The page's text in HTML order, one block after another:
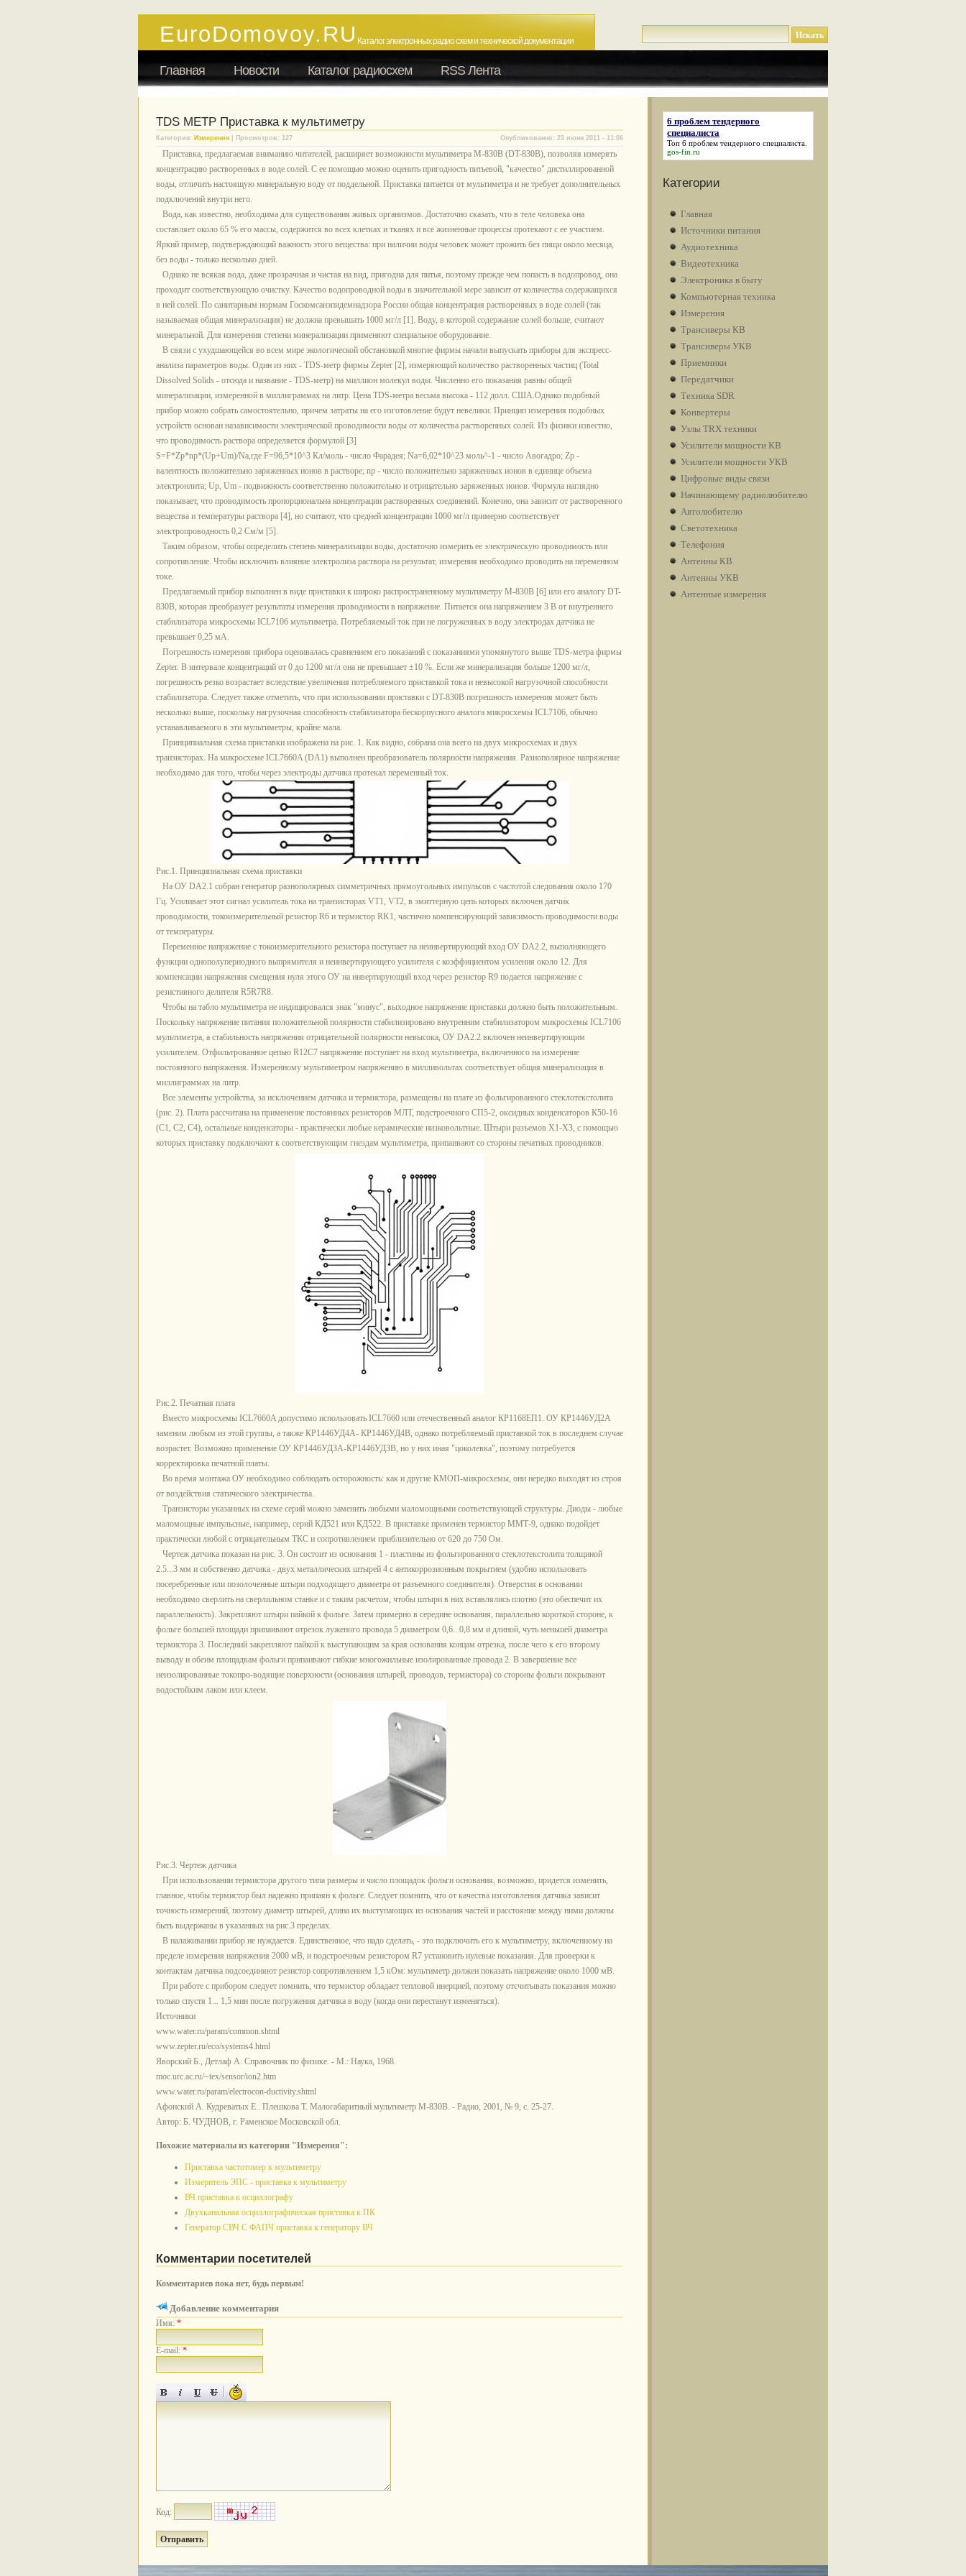
EuroDomovoy.RU Каталог электронных радио схем и технической документации
Главная Новости Каталог радиосхем RSS Лента
TDS METP Приставка к мультиметру
Категория: Измерения | Просмотров: 127 Опубликованно: 23 июня 2011 - 11:06
Приставка, предлагаемая вниманию читателей, расширяет возможности мультиметра М-830В (DT-830B), позволяя измерять
концентрацию растворенных в воде солей. С ее помощью можно оценить пригодность питьевой, "качество" дистиллированной
воды, отличить настоящую минеральную воду от поддельной. Приставка питается от мультиметра и не требует дополнительных
подключений внутри него.
Вода, как известно, необходима для существования живых организмов. Достаточно сказать, что в теле человека она
составляет около 65 % его массы, содержится во всех клетках и тканях и все жизненные процессы протекают с ее участием.
Яркий пример, подтверждающий важность этого вещества: при наличии воды человек может прожить без пищи около месяца,
без воды - только несколько дней.
Однако не всякая вода, даже прозрачная и чистая на вид, пригодна для питья, поэтому прежде чем попасть в водопровод, она
проходит соответствующую очистку. Качество водопроводной воды в значительной мере зависит от количества содержащихся
в ней солей. По санитарным нормам Госкомсанэпидемнадзора России общая концентрация растворенных в воде солей (так
называемая общая минерализация) не должна превышать 1000 мг/л [1]. Воду, в которой содержание солей больше, считают
минеральной. Для измерения степени минерализации применяют специальное оборудование.
В связи с ухудшающейся во всем мире экологической обстановкой многие фирмы начали выпускать приборы для экспресс-
анализа параметров воды. Один из них - TDS-метр фирмы Zepter [2], измеряющий количество растворенных частиц (Total
Dissolved Solids - отсюда и название - TDS-метр) на миллион молекул воды. Численно его показания равны общей
минерализации, измеренной в миллиграммах на литр. Цена TDS-метра весьма высока - 112 долл. США.Однако подобный
прибор можно собрать самостоятельно, причем затраты на его изготовление будут невелики. Принцип измерения подобных
устройств основан нaзависимости электрической проводимости воды от количества растворенных солей. Из физики известно,
что проводимость раствора определяется формулой [3]
S=F*Zp*np*(Up+Um)/Na,где F=96,5*10^3 Кл/моль - число Фарадея; Na=6,02*10^23 моль^-1 - число Авогадро; Zp -
валентность положительно заряженных ионов в растворе; np - число положительно заряженных ионов в единице объема
электронлита; Up, Um - подвижность соответственно положительно и отрицательно заряженных ионов. Формула наглядно
показывает, что проводимость пропорциональна концентрации растворенных соединений. Конечно, она зависит от растворенного
вещества и температуры раствора [4], но считают, что средней концентрации 1000 мг/л примерно соответствует
электропроводность 0,2 См/м [5].
Таким образом, чтобы определить степень минерализации воды, достаточно измерить ее электрическую проводимость или
сопротивление. Чтобы исключить влияние электролиза раствора на результат, измерения необходимо проводить на переменном
токе.
Предлагаемый прибор выполнен в виде приставки к широко распространенному мультиметру М-830В [6] или его аналогу DT-
830B, которая преобразует результаты измерения проводимости в напряжение. Питается она напряжением 3 В от внутреннего
стабилизатора микросхемы ICL7106 мультиметра. Потребляемый ток при не погруженных в воду электродах датчика не
превышает 0,25 мА.
Погрешность измерения прибора оценивалась сравнением его показаний с показаниями упомянутого выше TDS-метра фирмы
Zepter. В интервале концентраций от 0 до 1200 мг/л она не превышает ±10 %. Если же минерализация больше 1200 мг/л,
погрешность резко возрастает вследствие увеличения потребляемого приставкой тока и невысокой нагрузочной способности
стабилизатора. Следует также отметить, что при использовании приставки с DT-830B погрешность измерения может быть
несколько выше, поскольку нагрузочная способность стабилизатора бескорпусного аналога микросхемы ICL7106, обычно
устанавливаемого в эти мультиметры, крайне мала.
Принципиальная схема приставки изображена на рис. 1. Как видно, собрана она всего на двух микросхемах и двух
транзисторах. На микросхеме ICL7660A (DA1) выполнен преобразователь полярности напряжения. Разнополярное напряжение
необходимо для того, чтобы через электроды датчика протекал переменный ток.
Рис.1. Принципиальная схема приставки
На ОУ DA2.1 собран генератор разнополярных симметричных прямоугольных импульсов с частотой следования около 170
Гц. Усиливает этот сигнал усилитель тока на транзисторах VT1, VT2, в эмиттерную цепь которых включен датчик
проводимости, токоизмерительный резистор R6 и термистор RK1, частично компенсирующий зависимость проводимости воды
от температуры.
Переменное напряжение с токоизмерительного резистора поступает на неинвертирующий вход ОУ DA2.2, выполняющего
функции однополупериодного выпрямителя и неинвертирующего усилителя с коэффициентом усиления около 12. Для
компенсации напряжения смещения нуля этого ОУ на инвертирующий вход через резистор R9 подается напряжение с
резистивного делителя R5R7R8.
Чтобы на табло мультиметра не индицировался знак "минус", выходное напряжение приставки должно быть положительным.
Поскольку напряжение питания положительной полярности стабилизировано внутренним стабилизатором микросхемы ICL7106
мультиметра, а стабильность напряжения отрицательной полярности невысока, ОУ DA2.2 включен неинвертирующим
усилителем. Отфильтрованное цепью R12C7 напряжение поступает на вход мультиметра, включенного на измерение
постоянного напряжения. Измеренному мультиметром напряжению в милливольтах соответствует общая минерализация в
миллиграммах на литр.
Все элементы устройства, за исключением датчика и термистора, размещены на плате из фольгированного стеклотекстолита
(рис. 2). Плата рассчитана на применение постоянных резисторов МЛТ, подстроечного СП5-2, оксидных конденсаторов К50-16
(С1, С2, С4), остальные конденсаторы - практически любые керамические низковольтные. Штыри разъемов Х1-ХЗ, с помощью
которых приставку подключают к соответствующим гнездам мультиметра, припаивают со стороны печатных проводников.
Рис.2. Печатная плата
Вместо микросхемы ICL7660A допустимо использовать ICL7660 или отечественный аналог КР1168ЕП1. ОУ КР1446УД2А
заменим любым из этой группы, а также КР1446УД4А- КР1446УД4В, однако потребляемый приставкой ток в последнем случае
возрастет. Возможно применение ОУ КР1446УДЗА-КР1446УДЗВ, но у них иная "цоколевка", поэтому потребуется
корректировка печатной платы.
Во время монтажа ОУ необходимо соблюдать осторожность: как и другие КМОП-микросхемы, они нередко выходят из строя
от воздействия статического электричества.
Транзисторы указанных на схеме серий можно заменить любыми маломощными соответствующей структуры. Диоды - любые
маломощные импульсные, например, серий КД521 или КД522. В приставке применен термистор ММТ-9, однако подойдет
практически любой с отрицательным ТКС и сопротивлением приблизительно от 620 до 750 Ом.
Чертеж датчика показан на рис. 3. Он состоит из основания 1 - пластины из фольгированного стеклотекстолита толщиной
2.5...3 мм и собственно датчика - двух металлических штырей 4 с антикоррозионным покрытием (удобно использовать
посеребренные или позолоченные штыри подходящего диаметра от разъемного соединителя). Отверстия в основании
необходимо сверлить на сверлильном станке и с таким расчетом, чтобы штыри в них вставлялись плотно (это обеспечит их
параллельность). Закрепляют штыри пайкой к фольге. Затем примерно в середине основания, параллельно короткой стороне, к
фольге большей площади припаивают отрезок луженого провода 5 диаметром 0,6...0,8 мм и длиной, чуть меньшей диаметра
термистора 3. Последний закрепляют пайкой к выступающим за края основания концам отрезка, после чего к его второму
выводу и обеим площадкам фольги припаивают гибкие многожильные изолированные провода 2. В завершение все
неизолированные токопро-водящие поверхности (основания штырей, проводов, термистора) со стороны фольги покрывают
водостойким лаком или клеем.
Рис.3. Чертеж датчика
При использовании термистора другого типа размеры и число площадок фольги основания, возможно, придется изменить,
главное, чтобы термистор был надежно припаян к фольге. Следует помнить, что от качества изготовления датчика зависит
точность измерений, поэтому диаметр штырей, длина их выступающих из основания частей и расстояние между ними должны
быть выдержаны в указанных на рис.3 пределах.
В налаживании прибор не нуждается. Единственное, что надо сделать, - это подключить его к мультиметру, включенному на
пределе измерения напряжения 2000 мВ, и подстроечным резистором R7 установить нулевые показания. Для проверки к
контактам датчика подсоединяют резистор сопротивлением 1,5 кОм: мультиметр должен показать напряжение около 1000 мВ.
При работе с прибором следует помнить, что термистор обладает тепловой инерцией, поэтому отсчитывать показания можно
только спустя 1... 1,5 мин после погружения датчика в воду (когда они перестанут изменяться).
Источники
www.water.ru/param/common.shtml
www.zepter.ru/eco/systems4.html
Яворский Б., Детлаф А. Справочник по физике. - М.: Наука, 1968.
moc.urc.ac.ru/~tex/sensor/ion2.htm
www.water.ru/param/electrocon-ductivity.shtml
Афонский А. Кудреватых Е.. Плешкова Т. Малогабаритный мультиметр М-830В. - Радио, 2001, № 9, с. 25-27.
Автор: Б. ЧУДНОВ, г. Раменское Московской обл.
Похожие материалы из категории "Измерения":
Приставка частотомер к мультиметру
Измеритель ЭПС - приставка к мультиметру
ВЧ приставка к осциллографу
Двухканальная осциллографическая приставка к ПК
Генератор СВЧ С ФАПЧ приставка к генератору ВЧ
Комментарии посетителей
Комментариев пока нет, будь первым!
Добавление комментария
Имя: *
E-mail: *
Код:
6 проблем тендерного
специалиста
Топ 6 проблем тендерного специалиста
gos-fin.ru
Категории
Главная
Источники питания
Аудиотехника
Видеотехника
Электроника в быту
Компьютерная техника
Измерения
Трансиверы КВ
Трансиверы УКВ
Приемники
Передатчики
Техника SDR
Конвертеры
Узлы TRX техники
Усилители мощности КВ
Усилители мощности УКВ
Цифровые виды связи
Начинающему радиолюбителю
Автолюбителю
Светотехника
Телефония
Антенны КВ
Антенны УКВ
Антенные измерения